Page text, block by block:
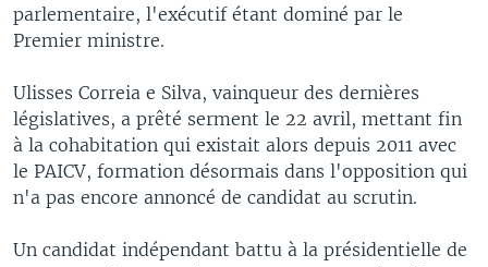
parlementaire, l'exécutif étant dominé par le
Premier ministre.
Ulisses Correia e Silva, vainqueur des dernières
législatives, a prêté serment le 22 avril, mettant fin
à la cohabitation qui existait alors depuis 2011 avec
le PAICV, formation désormais dans l'opposition qui
n'a pas encore annoncé de candidat au scrutin.
Un candidat indépendant battu à la présidentielle de